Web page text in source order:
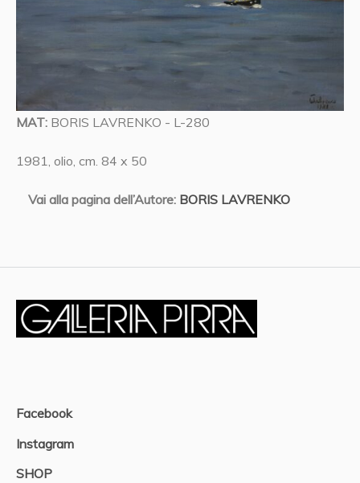
MAT: BORIS LAVRENKO - L-280
1981, olio, cm. 84 x 50
Vai alla pagina dell’Autore: BORIS LAVRENKO
Facebook
Instagram
SHOP